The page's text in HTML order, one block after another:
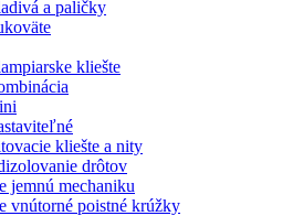
a paličky
kliešte
kliešte a nity
drôtov
jemnú mechaniku
vnútorné poistné krúžky